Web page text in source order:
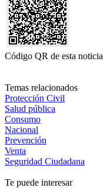
Código QR de esta noticia
Temas relacionados
Protección Civil
Salud pública
Consumo
Nacional
Prevención
Venta
Seguridad Ciudadana
Te puede interesar